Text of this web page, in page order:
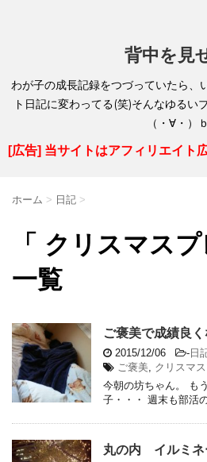
背中を見
わが子の成長記録をつづっていたら、
ト日記に変わってる(笑)そんなゆるい
（・∀・）ｂ
[広告] 当サイトはアフィリエイト
ホーム > 日記 >
「 クリスマス
一覧
ご褒美で成績良
2015/12/06 - 日
ご褒美
クリスマ
今朝の坊ちゃん。 も
子・・・ 週末も部活
丸の内 イルミネ